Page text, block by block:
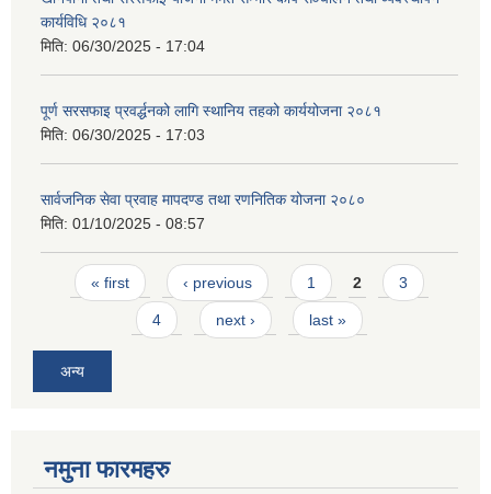
कार्यविधि २०८१
मिति: 06/30/2025 - 17:04
पूर्ण सरसफाइ प्रवर्द्धनको लागि स्थानिय तहको कार्ययोजना २०८१
मिति: 06/30/2025 - 17:03
सार्वजनिक सेवा प्रवाह मापदण्ड तथा रणनितिक योजना २०८०
मिति: 01/10/2025 - 08:57
Pages
« first ‹ previous 1 2 3
4 next › last »
अन्य
नमुना फारमहरु